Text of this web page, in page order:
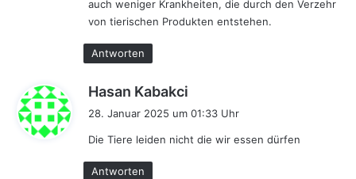
auch weniger Krankheiten, die durch den Verzehr
von tierischen Produkten entstehen.
Antworten
Hasan Kabakci
a
t
28. Januar 2025 um 01:33 Uhr
Die Tiere leiden nicht die wir essen dürfen
Antworten